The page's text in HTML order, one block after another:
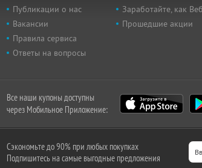
Публикации о нас
Вакансии
Правила сервиса
Ответы на вопросы
Заработайте, как
Прошедшие акции
Все наши купоны доступны
через Мобильное Приложение:
Сэкономьте до 90% при любых покупках
Подпишитесь на самые выгодные предложения